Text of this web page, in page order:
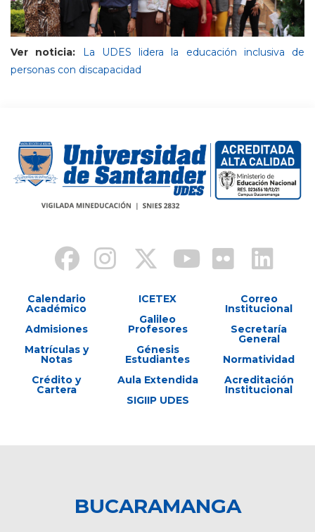
Ver noticia:
La UDES lidera la educación inclusiva de
personas con discapacidad
Calendario
Académico
Admisiones
Matrículas y
Notas
Crédito y
Cartera
ICETEX
Galileo
Profesores
Génesis
Estudiantes
Aula Extendida
SIGIIP UDES
Correo
Institucional
Secretaría
General
Normatividad
Acreditación
Institucional
BUCARAMANGA